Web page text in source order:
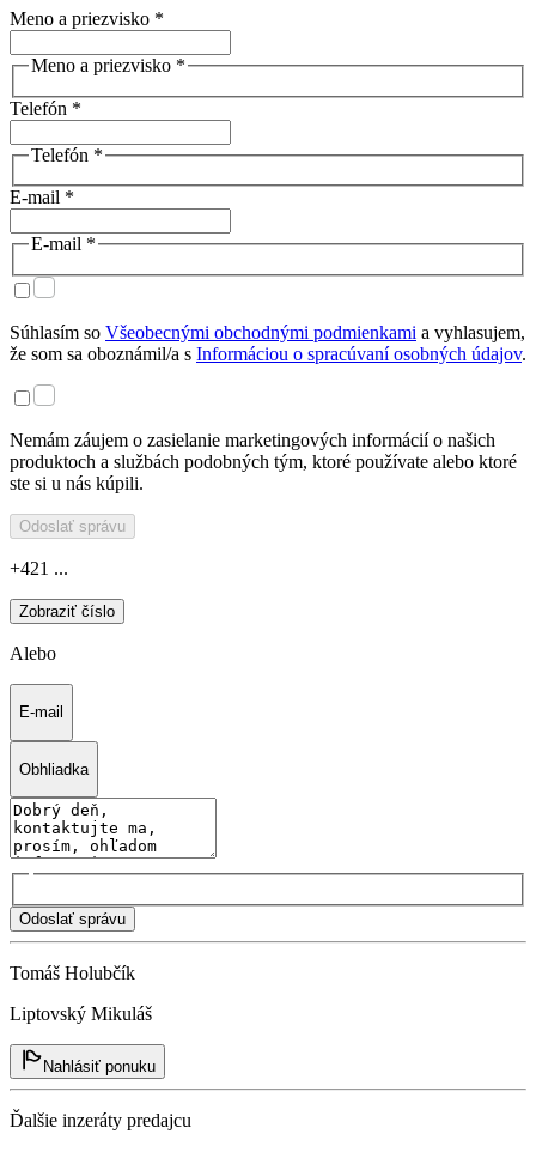
Meno a priezvisko *
Meno a priezvisko *
Telefón *
Telefón *
E-mail *
E-mail *
Súhlasím so Všeobecnými obchodnými podmienkami a vyhlasujem,
že som sa oboznámil/a s Informáciou o spracúvaní osobných údajov.
Nemám záujem o zasielanie marketingových informácií o našich
produktoch a službách podobných tým, ktoré používate alebo ktoré
ste si u nás kúpili.
Odoslať správu
+421 ...
Zobraziť číslo
Alebo
E-mail
Obhliadka
Odoslať správu
Tomáš Holubčík
Liptovský Mikuláš
Nahlásiť ponuku
Ďalšie inzeráty predajcu